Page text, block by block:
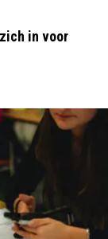
in voor